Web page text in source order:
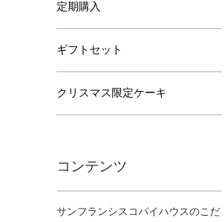
定期購入
ギフトセット
クリスマス限定ケーキ
コンテンツ
サンフランシスコパイハウスのこだ